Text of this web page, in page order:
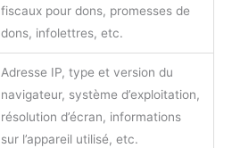
fiscaux pour dons, promesses de
dons, infolettres, etc.
Adresse IP, type et version du
navigateur, système d’exploitation,
résolution d’écran, informations
sur l’appareil utilisé, etc.